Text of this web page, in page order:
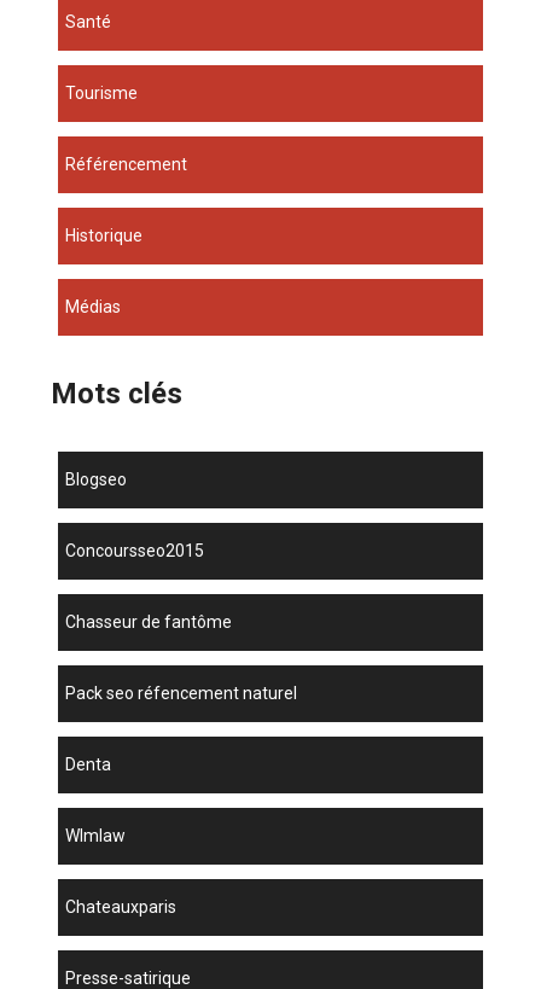
Santé
Tourisme
Référencement
Historique
Médias
Mots clés
blogseo
concoursseo2015
chasseur de fantôme
pack seo réfencement naturel
denta
wlmlaw
chateauxparis
presse-satirique